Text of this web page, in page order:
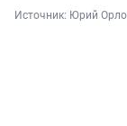
Источник: Юрий